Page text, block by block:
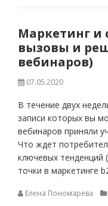
Маркетинг и
вызовы и
вебинаров)
07.05.2020
В течение двух
записи которых вы
вебинаров приняли
Что ждет
ключевых тенденций
точки в маркетинге
Елена Пономарева